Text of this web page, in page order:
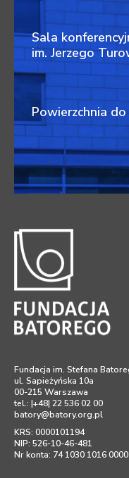
Fundacja im. Stefana
ul. Sapieżyńska 10a
00-215 Warszawa
tel.: |+48| 22 536 02 00
batory@batory.org.pl
KRS: 0000101194
NIP: 526-10-46-481
Nr konta: 74 1030 1016
Sala
im. Jerzego
Powierzchnia